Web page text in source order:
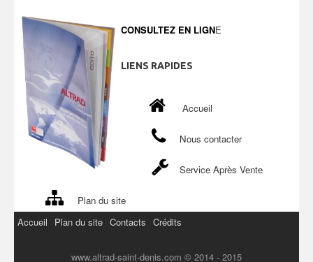
CONSULTEZ EN LIGNE
LIENS RAPIDES
Accueil
Nous contacter
Service Après Vente
Plan du site
Accueil
Plan du site Contacts Crédits
www.altrad-saint-denis.com © 2014 - 2015